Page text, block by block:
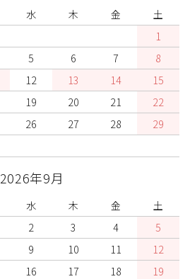
水 木 金
土
1
5 6 7
8
12 13 14
15
19 20 21
22
26 27 28
29
2026年9月
水 木 金
土
2 3 4
5
9 10 11
12
16 17 18
19